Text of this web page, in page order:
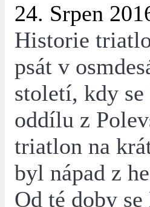
24. Srpen
Historie
psát v
století, kdy se
oddílu z
triatlon na
byl nápad z
Od té doby